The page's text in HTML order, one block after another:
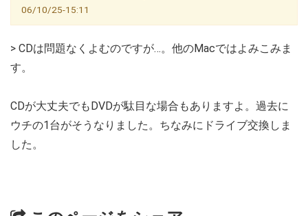
06/10/25-15:11
> CDは問題なくよむのですが…。他のMacではよみこみま
す。
CDが大丈夫でもDVDが駄目な場合もありますよ。過去に
ウチの1台がそうなりました。ちなみにドライブ交換しま
した。